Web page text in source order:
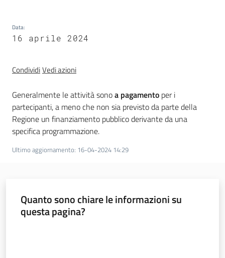
e
trasparenza
frequenti
(FAQ)
Menu selezionato
P
r
Data:
16 aprile 2024
CondividiVedi azioni
Generalmente le attività sonoa pagamento per i
partecipanti, a meno che non sia previsto da parte della
Regione un finanziamento pubblico derivante da una
specifica programmazione.
Ultimo aggiornamento: 16-04-2024 14:29
Quanto sono chiare le informazioni su
questa pagina?